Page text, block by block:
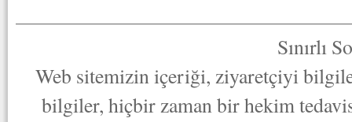
Sınırlı
Web sitemizin içeriği, ziyaretçiyi
bilgiler, hiçbir zaman bir hekim